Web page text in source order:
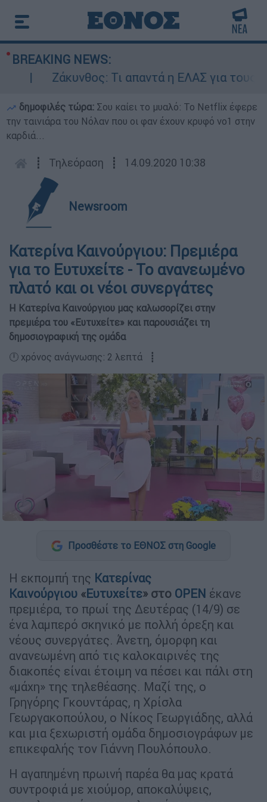
BREAKING NEWS:
Ζάκυνθος: Τι απαντά η ΕΛΑΣ για τους 8
δημοφιλές τώρα: Σου καίει το μυαλό: Το Netflix έφερε
την ταινιάρα του Νόλαν που οι φαν έχουν κρυφό νο1 στην
καρδιά...
┋ Τηλεόραση ┋ 14.09.2020 10:38
Newsroom
Κατερίνα Καινούργιου: Πρεμιέρα
για το Ευτυχείτε - Το ανανεωμένο
πλατό και οι νέοι συνεργάτες
H Κατερίνα Καινούργιου μας καλωσορίζει στην
πρεμιέρα του «Ευτυχείτε» και παρουσιάζει τη
δημοσιογραφική της ομάδα
🕛 χρόνος ανάγνωσης: 2 λεπτά ┋
Προσθέστε το ΕΘΝΟΣ στη Google
Η εκπομπή της Κατερίνας
Kαινούργιου «Ευτυχείτε» στο OPEN έκανε
πρεμιέρα, το πρωί της Δευτέρας (14/9) σε
ένα λαμπερό σκηνικό με πολλή όρεξη και
νέους συνεργάτες. Άνετη, όμορφη και
ανανεωμένη από τις καλοκαιρινές της
διακοπές είναι έτοιμη να πέσει και πάλι στη
«μάχη» της τηλεθέασης. Μαζί της, ο
Γρηγόρης Γκουντάρας, η Χρίσλα
Γεωργακοπούλου, ο Νίκος Γεωργιάδης, αλλά
και μια ξεχωριστή ομάδα δημοσιογράφων με
επικεφαλής τον Γιάννη Πουλόπουλο.
Η αγαπημένη πρωινή παρέα θα μας κρατά
συντροφιά με χιούμορ, αποκαλύψεις,